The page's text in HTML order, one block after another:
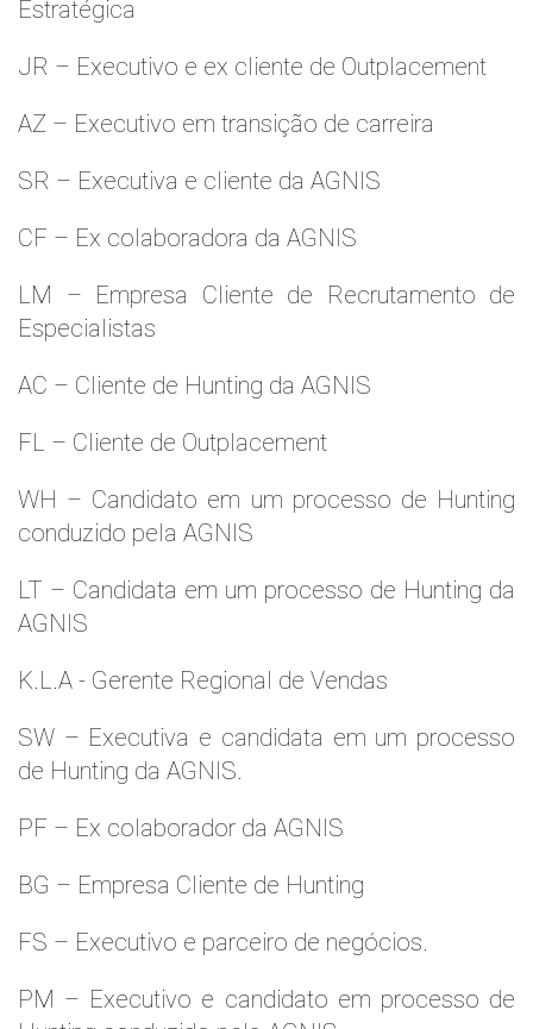
Estratégica
JR – Executivo e ex cliente de Outplacement
AZ – Executivo em transição de carreira
SR – Executiva e cliente da AGNIS
CF – Ex colaboradora da AGNIS
LM – Empresa Cliente de Recrutamento de
Especialistas
AC – Cliente de Hunting da AGNIS
FL – Cliente de Outplacement
WH – Candidato em um processo de Hunting
conduzido pela AGNIS
LT – Candidata em um processo de Hunting da
AGNIS
K.L.A - Gerente Regional de Vendas
SW – Executiva e candidata em um processo
de Hunting da AGNIS.
PF – Ex colaborador da AGNIS
BG – Empresa Cliente de Hunting
FS – Executivo e parceiro de negócios.
PM – Executivo e candidato em processo de